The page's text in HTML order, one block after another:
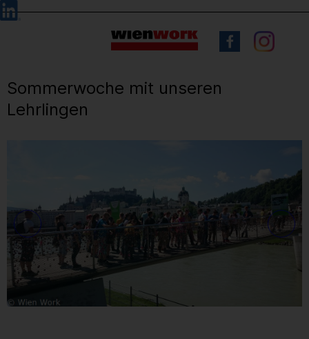
Barrierefreie
Bedienung
Sprachauswahl
Sommerwoche mit unseren
Lehrlingen